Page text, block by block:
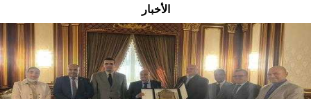
الأخبار